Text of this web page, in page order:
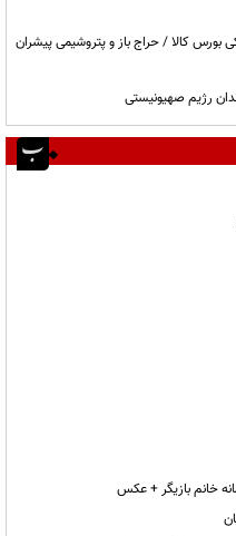
بازار فیزیکی بورس کالا / حراج باز و پتروشیمی پیشران
رژیم صهیونیستی
خانم بازیگر + عکس